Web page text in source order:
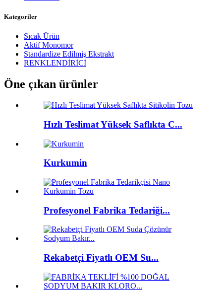
Kategoriler
Sıcak Ürün
Aktif Monomor
Standardize Edilmiş Ekstrakt
RENKLENDİRİCİ
Öne çıkan ürünler
Hızlı Teslimat Yüksek Saflıkta C...
Kurkumin
Profesyonel Fabrika Tedariği...
Rekabetçi Fiyatlı OEM Su...